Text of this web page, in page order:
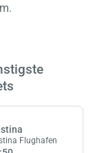
Flughafen